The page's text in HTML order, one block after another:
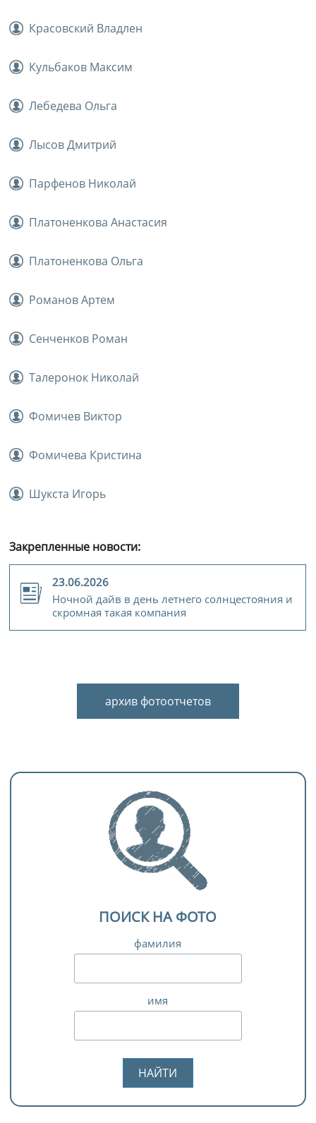
Красовский Владлен
Кульбаков Максим
Лебедева Ольга
Лысов Дмитрий
Парфенов Николай
Платоненкова Анастасия
Платоненкова Ольга
Романов Артем
Сенченков Роман
Талеронок Николай
Фомичев Виктор
Фомичева Кристина
Шукста Игорь
Закрепленные новости:
23.06.2026
Ночной дайв в день летнего солнцестояния и
скромная такая компания
архив фотоотчетов
ПОИСК НА ФОТО
фамилия
имя